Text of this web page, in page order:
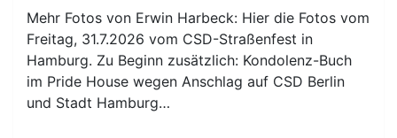
Mehr Fotos von Erwin Harbeck: Hier die Fotos vom
Freitag, 31.7.2026 vom CSD-Straßenfest in
Hamburg. Zu Beginn zusätzlich: Kondolenz-Buch
im Pride House wegen Anschlag auf CSD Berlin
und Stadt Hamburg…